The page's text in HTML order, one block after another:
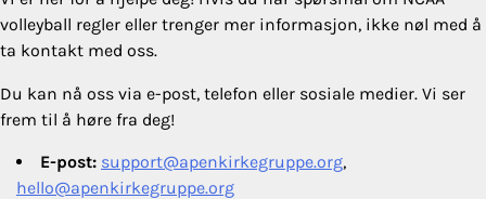
volleyball regler eller trenger mer informasjon, ikke nøl med å
ta kontakt med oss.
Du kan nå oss via e-post, telefon eller sosiale medier. Vi ser
frem til å høre fra deg!
E-post: support@apenkirkegruppe.org,
hello@apenkirkegruppe.org